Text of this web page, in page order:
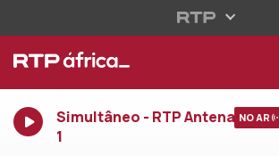
Simultâneo - RTP Antena
1
NO AR